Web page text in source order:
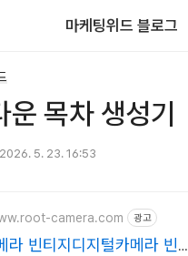
마케팅위드 블로그
운 목차 생성기
2026. 5. 23. 16:53
camera.com 광고
라 빈티지디지털카메라 빈티